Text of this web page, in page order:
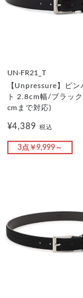
UN-FR21_T
【Unpressure】ピ
ト 2.8cm幅/ブラッ
cmまで対応)
¥4,389税込
3点￥9,999～